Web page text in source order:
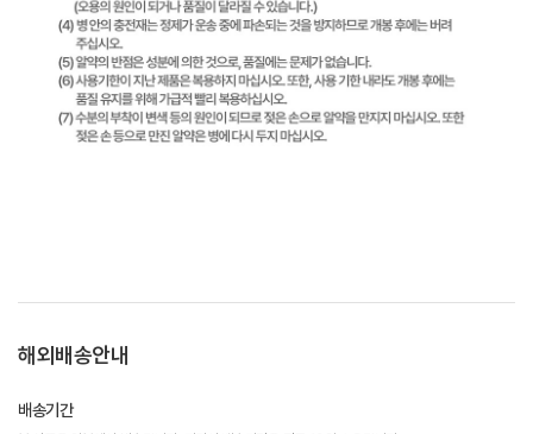
해외배송안내
배송기간